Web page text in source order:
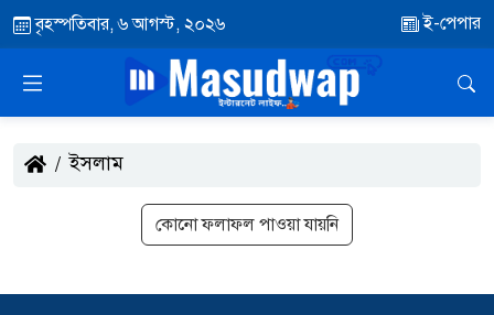
বৃহস্পতিবার, ৬ আগস্ট, ২০২৬ ই-পেপার
ইসলাম
কোনো ফলাফল পাওয়া যায়নি